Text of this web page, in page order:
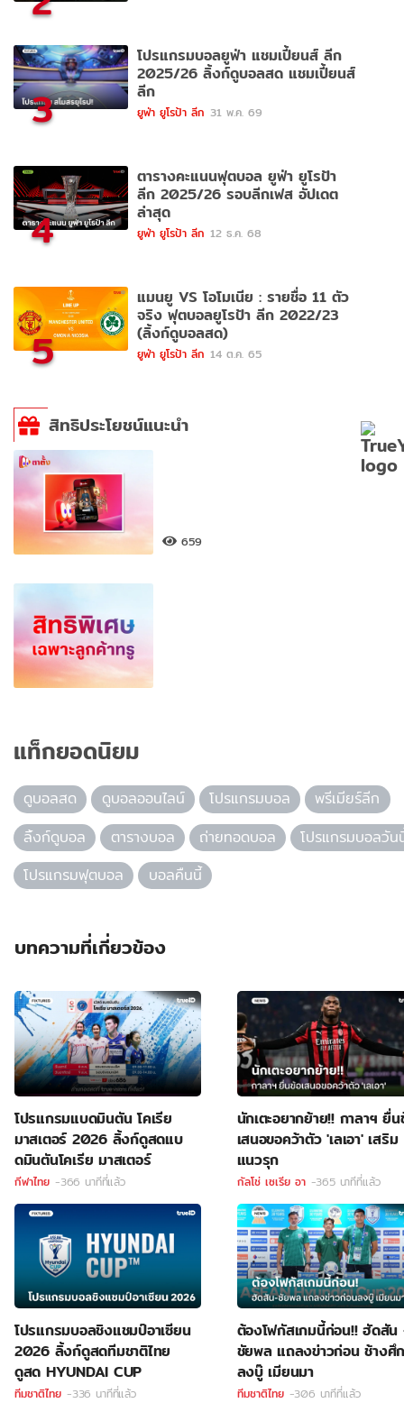
3
โปรแกรมบอลยูฟ่า แชมเปี้ยนส์ ลีก
2025/26 ลิ้งก์ดูบอลสด แชมเปี้ยนส์
ลีก
ยูฟ่า ยูโรป้า ลีก 31 พ.ค. 69
4
ตารางคะแนนฟุตบอล ยูฟ่า ยูโรป้า
ลีก 2025/26 รอบลีกเฟส อัปเดต
ล่าสุด
ยูฟ่า ยูโรป้า ลีก 12 ธ.ค. 68
5
แมนยู VS โอโมเนีย : รายชื่อ 11 ตัว
จริง ฟุตบอลยูโรป้า ลีก 2022/23
(ลิ้งก์ดูบอลสด)
ยูฟ่า ยูโรป้า ลีก 14 ต.ค. 65
สิทธิประโยชน์แนะนำ
659
แท็กยอดนิยม
ดูบอลสด ดูบอลออนไลน์ โปรแกรมบอล
พรีเมียร์ลีก
ลิ้งก์ดูบอล
ตารางบอล ถ่ายทอดบอล
โปรแกรมบอลวัน
โปรแกรมฟุตบอล
บอลคืนนี้
บทความที่เกี่ยวข้อง
โปรแกรมแบดมินตัน โคเรีย
มาสเตอร์ 2026 ลิ้งก์ดูสดแบ
ดมินตันโคเรีย มาสเตอร์
กีฬาไทย -366 นาทีที่แล้ว
นักเตะอยากย้าย!! กาลาฯ ยื่
เสนอขอคว้าตัว 'เลเอา' เสริม
แนวรุก
กัลโช่ เซเรีย อา -365 นาทีที่แล้ว
โปรแกรมบอลชิงแชมป์อาเซียน
2026 ลิ้งก์ดูสดทีมชาติไทย
ดูสด HYUNDAI CUP
ทีมชาติไทย -336 นาทีที่แล้ว
ต้องโฟกัสเกมนี้ก่อน!! ฮัดสั
ชัยพล แถลงข่าวก่อน ช้างศึ
ลงบู๊ เมียนมา
ทีมชาติไทย -306 นาทีที่แล้ว